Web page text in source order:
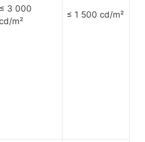
≤ 3 000
cd/m²
≤ 1 500 cd/m²